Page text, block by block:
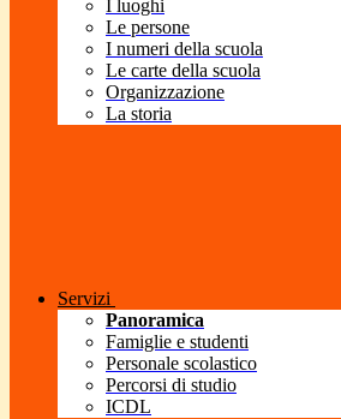
I luoghi
Le persone
I numeri della scuola
Le carte della scuola
Organizzazione
La storia
Servizi
Panoramica
Famiglie e studenti
Personale scolastico
Percorsi di studio
ICDL